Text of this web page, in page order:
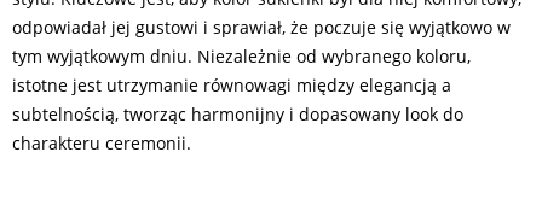
odpowiadał jej gustowi i sprawiał, że poczuje się wyjątkowo w
tym wyjątkowym dniu. Niezależnie od wybranego koloru,
istotne jest utrzymanie równowagi między elegancją a
subtelnością, tworząc harmonijny i dopasowany look do
charakteru ceremonii.